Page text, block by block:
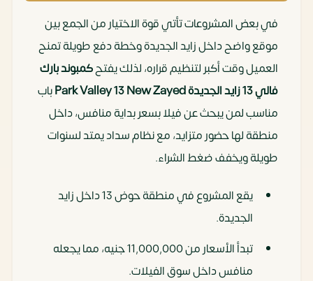
في بعض المشروعات تأتي قوة الاختيار من الجمع بين
موقع واضح داخل زايد الجديدة وخطة دفع طويلة تمنح
العميل وقت أكبر لتنظيم قراره، لذلك يفتحكمبوند بارك
فالي 13 زايد الجديدة Park Valley 13 New Zayed
باب
مناسب لمن يبحث عن فيلا بسعر بداية منافس، داخل
منطقة لها حضور متزايد، مع نظام سداد يمتد لسنوات
طويلة ويخفف ضغط الشراء.
يقع المشروع في منطقة حوض 13 داخل زايد
الجديدة.
تبدأ الأسعار من 11,000,000 جنيه، مما يجعله
منافس داخل سوق الفيلات.